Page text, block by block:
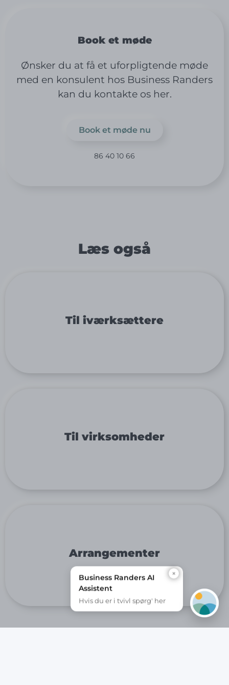
Book et møde
Ønsker du at få et uforpligtende møde
med en konsulent hos Business Randers
kan du kontakte os her.
Book et møde nu
86 40 10 66
Læs også
Til iværksættere
Til virksomheder
Arrangementer
×
Business Randers AI
Assistent
Hvis du er i tvivl spørg' her